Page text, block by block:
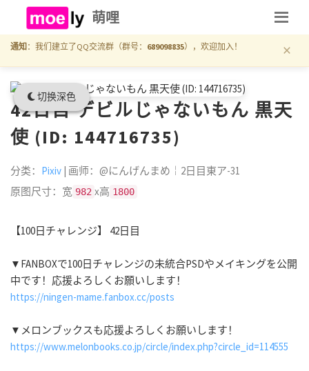
切换深色
萌哩
通知 ：我们建立了QQ交流群（群号： 689098835），欢迎加入！ ×
42日目 デビルじゃないもん 黒天
使 (ID: 144716735)
分类： Pixiv | 画师：@にんげんまめ￤2日目東ア-31
原图尺寸：宽 982 x高 1800
【100日チャレンジ】 42日目
▼FANBOXで100日チャレンジの未統合PSDやメイキングを公開
中です！応援よろしくお願いします！
https://ningen-mame.fanbox.cc/posts
▼メロンブックスも応援よろしくお願いします！
https://www.melonbooks.co.jp/circle/index.php?circle_id=114555